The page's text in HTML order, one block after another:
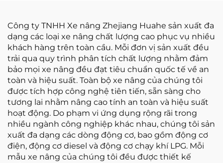
Công ty TNHH Xe nâng Zhejiang Huahe sản xuất đa
dạng các loại xe nâng chất lượng cao phục vụ nhiều
khách hàng trên toàn cầu. Mỗi đơn vị sản xuất đều
trải qua quy trình phân tích chất lượng nhằm đảm
bảo mọi xe nâng đều đạt tiêu chuẩn quốc tế về an
toàn và hiệu suất. Toàn bộ xe nâng của chúng tôi
được tích hợp công nghệ tiên tiến, sẵn sàng cho
tương lai nhằm nâng cao tính an toàn và hiệu suất
hoạt động. Do phạm vi ứng dụng rộng rãi trong
nhiều ngành công nghiệp khác nhau, chúng tôi sản
xuất đa dạng các dòng động cơ, bao gồm động cơ
điện, động cơ diesel và động cơ chạy khí LPG. Mỗi
mẫu xe nâng của chúng tôi đều được thiết kế